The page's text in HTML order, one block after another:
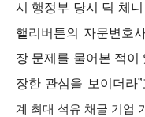
시 행정부 당시 딕 체
핼리버튼의 자문변호
장 문제를 물어본 적이
장한 관심을 보이더라
계 최대 석유 채굴 기업